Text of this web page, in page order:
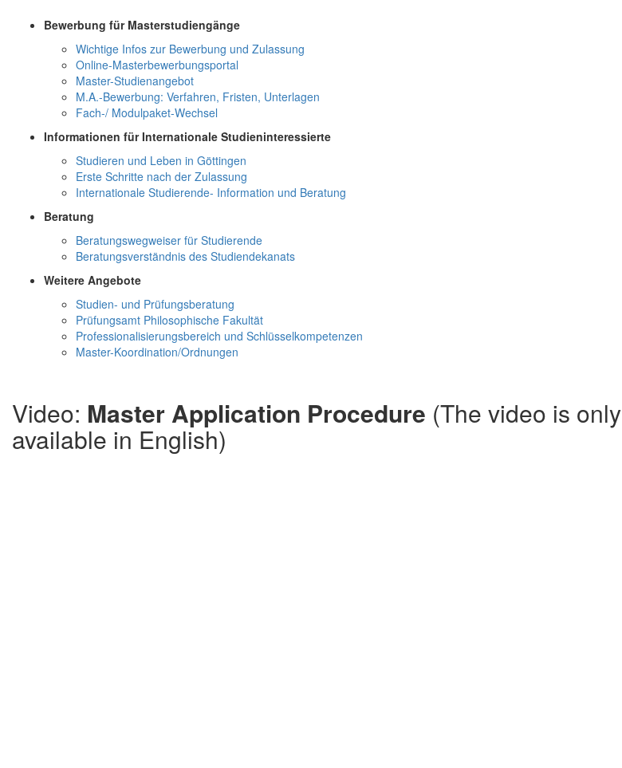
Bewerbung für Masterstudiengänge
Wichtige Infos zur Bewerbung und Zulassung
Online-Masterbewerbungsportal
Master-Studienangebot
M.A.-Bewerbung: Verfahren, Fristen, Unterlagen
Fach-/ Modulpaket-Wechsel
Informationen für Internationale Studieninteressierte
Studieren und Leben in Göttingen
Erste Schritte nach der Zulassung
Internationale Studierende- Information und Beratung
Beratung
Beratungswegweiser für Studierende
Beratungsverständnis des Studiendekanats
Weitere Angebote
Studien- und Prüfungsberatung
Prüfungsamt Philosophische Fakultät
Professionalisierungsbereich und Schlüsselkompetenzen
Master-Koordination/Ordnungen
Video: Master Application Procedure (The video is only
available in English)